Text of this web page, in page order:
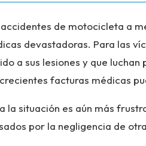
de motocicleta a
devastadoras. Para las
a sus lesiones y que
facturas médicas
la situación es aún más
​​por la negligencia de